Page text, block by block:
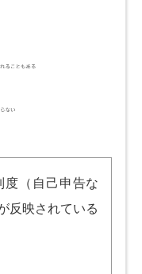
度（自己申告な
反映されている